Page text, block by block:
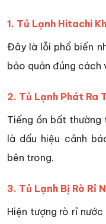
1. Tủ Lạnh Hitachi
Đây là lỗi phổ biến
bảo quản đúng cách
2. Tủ Lạnh Phát Ra
Tiếng ồn bất
là dấu hiệu cảnh
bên trong.
3. Tủ Lạnh Bị Rò Rỉ
Hiện tượng rò rỉ